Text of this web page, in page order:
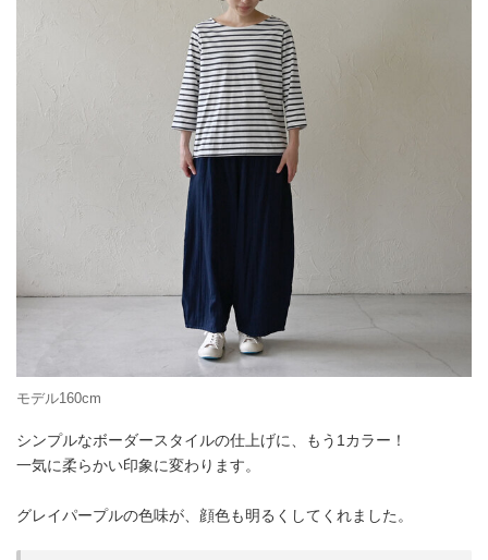
モデル160cm
シンプルなボーダースタイルの仕上げに、もう1カラー！
一気に柔らかい印象に変わります。
グレイパープルの色味が、顔色も明るくしてくれました。